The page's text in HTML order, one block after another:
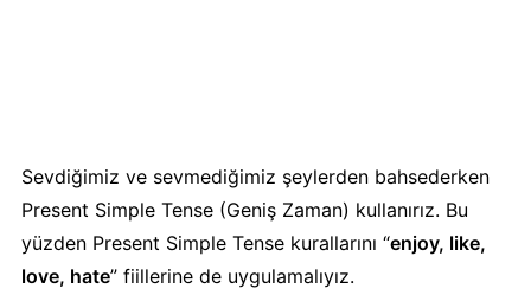
Sevdiğimiz ve sevmediğimiz şeylerden bahsederken
Present Simple Tense (Geniş Zaman) kullanırız. Bu
yüzden Present Simple Tense kurallarını “enjoy, like,
love, hate” fiillerine de uygulamalıyız.